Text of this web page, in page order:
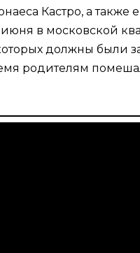
Кастро, а
в московской
должны были
родителям